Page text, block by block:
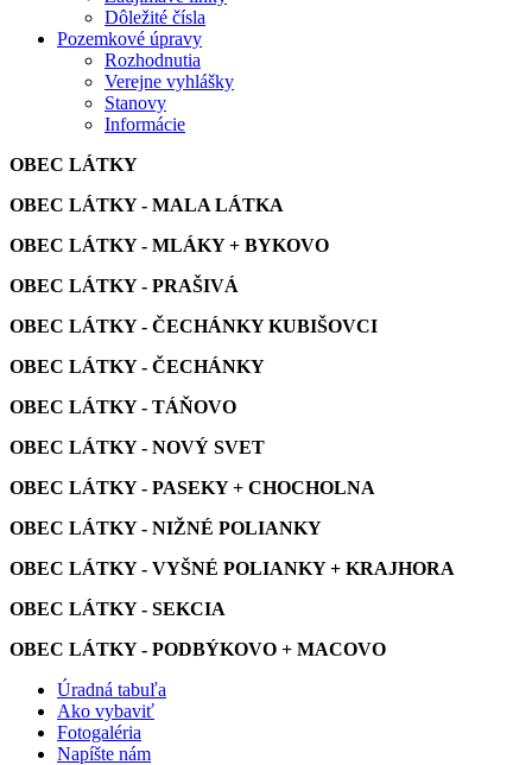
Dôležité čísla
Pozemkové úpravy
Rozhodnutia
Verejne vyhlášky
Stanovy
Informácie
OBEC LÁTKY
OBEC LÁTKY - MALA LÁTKA
OBEC LÁTKY - MLÁKY + BYKOVO
OBEC LÁTKY - PRAŠIVÁ
OBEC LÁTKY - ČECHÁNKY KUBIŠOVCI
OBEC LÁTKY - ČECHÁNKY
OBEC LÁTKY - TÁŇOVO
OBEC LÁTKY - NOVÝ SVET
OBEC LÁTKY - PASEKY + CHOCHOLNA
OBEC LÁTKY - NIŽNÉ POLIANKY
OBEC LÁTKY - VYŠNÉ POLIANKY + KRAJHORA
OBEC LÁTKY - SEKCIA
OBEC LÁTKY - PODBÝKOVO + MACOVO
Úradná tabuľa
Ako vybaviť
Fotogaléria
Napíšte nám